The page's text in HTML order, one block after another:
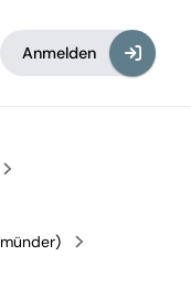
Anmelden